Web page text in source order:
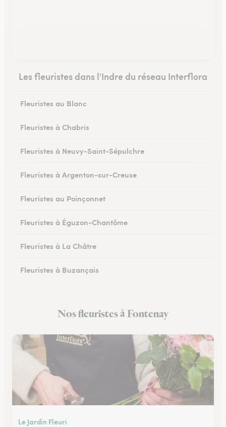
Les fleuristes dans l'Indre du réseau Interflora
Fleuristes au Blanc
Fleuristes à Chabris
Fleuristes à Neuvy-Saint-Sépulchre
Fleuristes à Argenton-sur-Creuse
Fleuristes au Poinçonnet
Fleuristes à Éguzon-Chantôme
Fleuristes à La Châtre
Fleuristes à Buzançais
Nos fleuristes à Fontenay
Le Jardin Fleuri